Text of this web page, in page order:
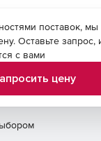
поставок,
Оставьте запрос,
с вами
цену